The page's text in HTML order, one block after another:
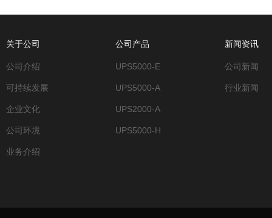
关于公司
公司介绍
可持续发展
企业文化
公司环境
业务介绍
公司产品
UPS5000-E
UPS5000-A
UPS2000-A
UPS5000-H
新闻资讯
公司新闻
行业新闻